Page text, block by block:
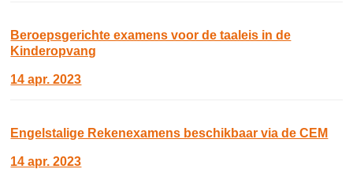
Beroepsgerichte examens voor de taaleis in de
Kinderopvang
14 apr. 2023
Engelstalige Rekenexamens beschikbaar via de CEM
14 apr. 2023